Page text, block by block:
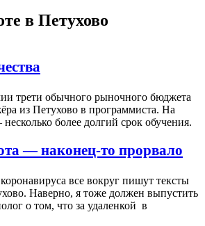
в Петухово
трети обычного рыночного бюджета
из Петухово в программиста. На
более долгий срок обучения.
— наконец-то прорвало
все вокруг пишут тексты
Наверно, я тоже должен выпустить
о том, что за удаленкой в